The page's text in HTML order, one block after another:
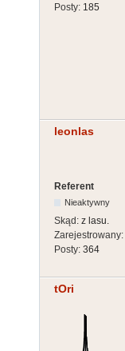
Posty: 185
leonlas
Referent
Nieaktywny
Skąd: z lasu.
Zarejestrowany:
Posty: 364
tOri